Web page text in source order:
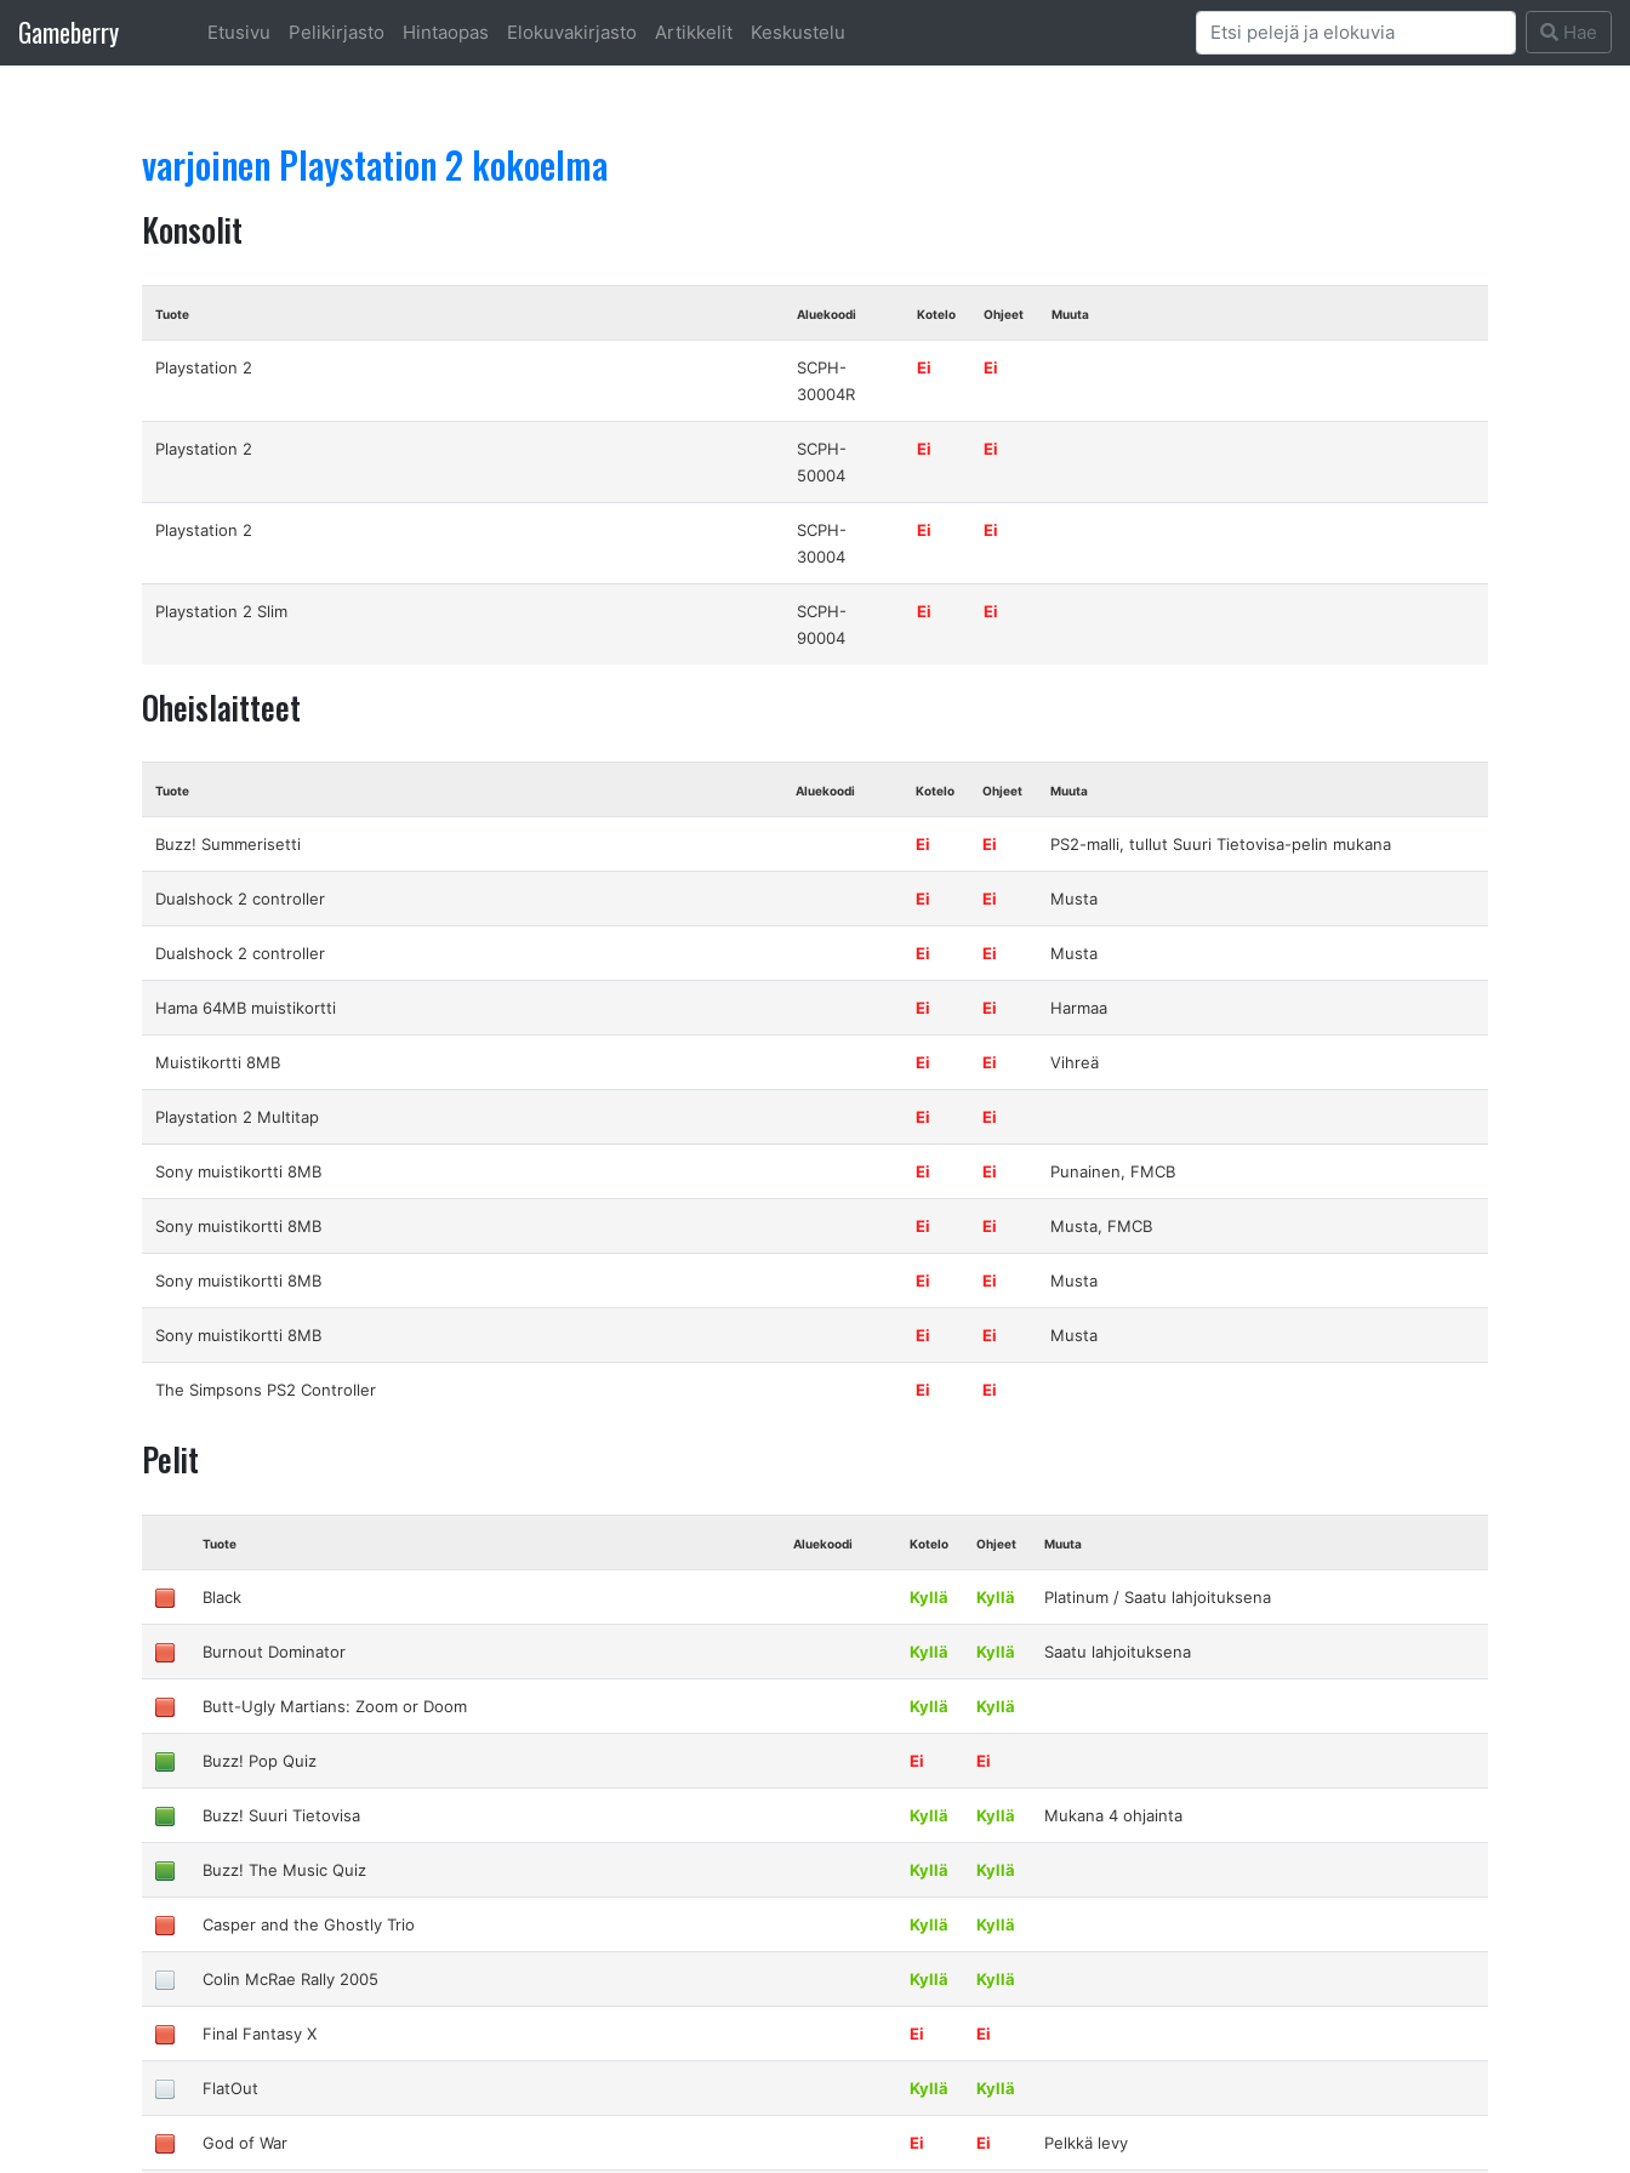
Gameberry Etusivu Pelikirjasto Hintaopas Elokuvakirjasto Artikkelit Keskustelu Hae
varjoinen Playstation 2 kokoelma
Konsolit
Tuote Aluekoodi Kotelo Ohjeet Muuta
Playstation 2
SCPH-
30004R
Ei Ei
Playstation 2
SCPH-
50004
Ei Ei
Playstation 2
SCPH-
30004
Ei Ei
Playstation 2 Slim
SCPH-
90004
Ei Ei
Oheislaitteet
Tuote Aluekoodi Kotelo Ohjeet Muuta
Buzz! Summerisetti Ei Ei PS2-malli, tullut Suuri Tietovisa-pelin mukana
Dualshock 2 controller Ei Ei Musta
Dualshock 2 controller Ei Ei Musta
Hama 64MB muistikortti Ei Ei Harmaa
Muistikortti 8MB Ei Ei Vihreä
Playstation 2 Multitap Ei Ei
Sony muistikortti 8MB Ei Ei Punainen, FMCB
Sony muistikortti 8MB Ei Ei Musta, FMCB
Sony muistikortti 8MB Ei Ei Musta
Sony muistikortti 8MB Ei Ei Musta
The Simpsons PS2 Controller Ei Ei
Pelit
Tuote Aluekoodi Kotelo Ohjeet Muuta
Black Kyllä Kyllä Platinum / Saatu lahjoituksena
Burnout Dominator Kyllä Kyllä Saatu lahjoituksena
Butt-Ugly Martians: Zoom or Doom Kyllä Kyllä
Buzz! Pop Quiz Ei Ei
Buzz! Suuri Tietovisa Kyllä Kyllä Mukana 4 ohjainta
Buzz! The Music Quiz Kyllä Kyllä
Casper and the Ghostly Trio Kyllä Kyllä
Colin McRae Rally 2005 Kyllä Kyllä
Final Fantasy X Ei Ei
FlatOut Kyllä Kyllä
God of War Ei Ei Pelkkä levy